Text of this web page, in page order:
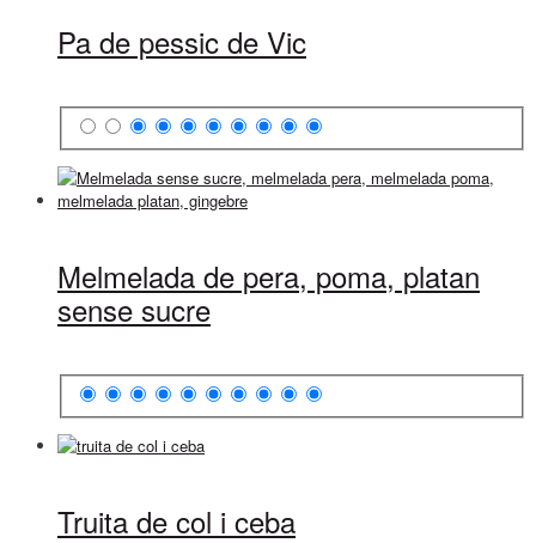
Pa de pessic de Vic
Melmelada de pera, poma, platan
sense sucre
Truita de col i ceba